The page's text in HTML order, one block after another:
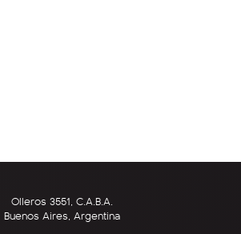
Olleros 3551, C.A.B.A.
Buenos Aires, Argentina